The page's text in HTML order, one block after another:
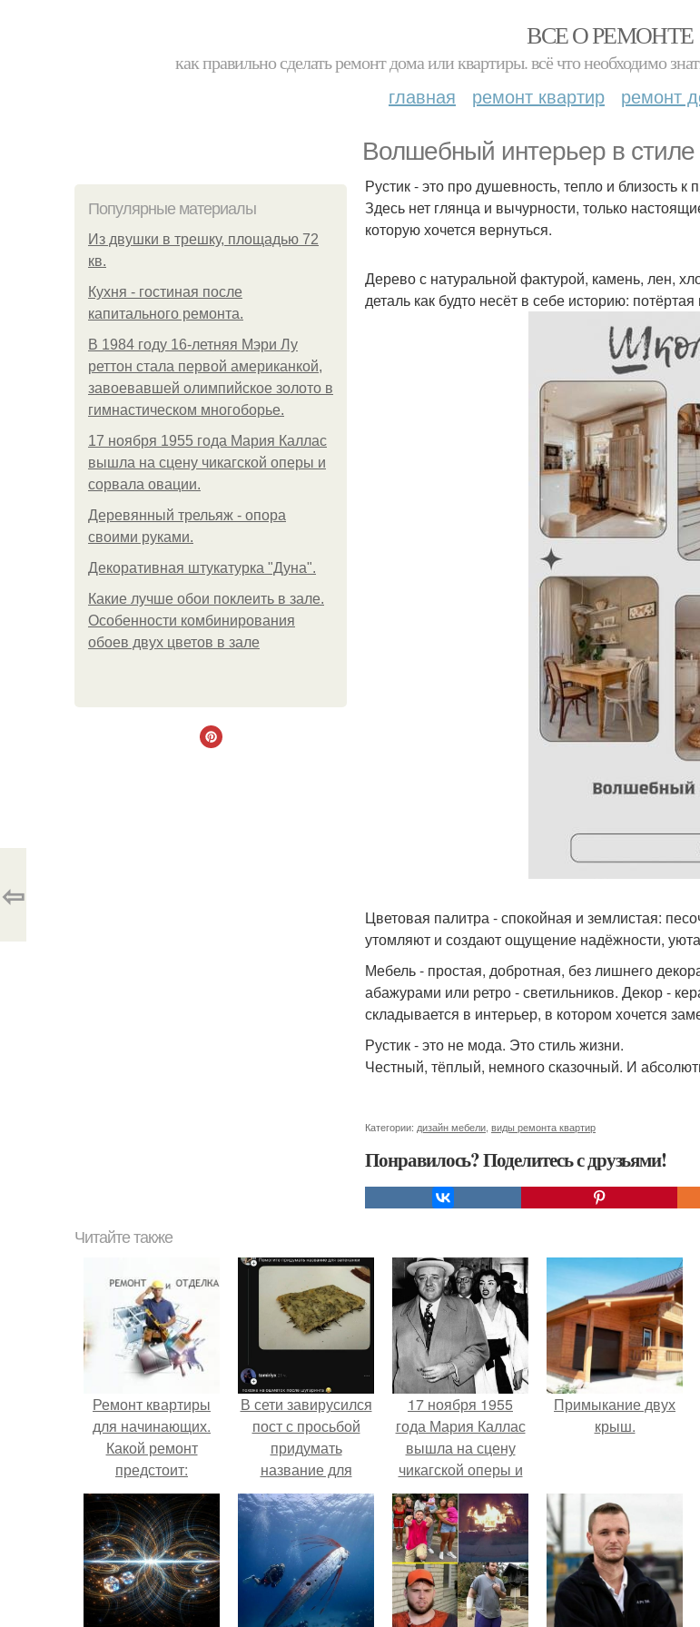
ВСЕ О РЕМОНТЕ
как правильно сделать ремонт дома или квартиры. всё что необходимо
главная ремонт квартир ремонт
Волшебный интерьер в стиле
Популярные материалы
Из двушки в трешку, площадью 72
кв.
Кухня - гостиная после
капитального ремонта.
В 1984 году 16-летняя Мэри Лу
реттон стала первой американкой,
завоевавшей олимпийское золото в
гимнастическом многоборье.
17 ноября 1955 года Мария Каллас
вышла на сцену чикагской оперы и
сорвала овации.
Деревянный трельяж - опора
своими руками.
Декоративная штукатурка "Дуна".
Какие лучше обои поклеить в зале.
Особенности комбинирования
обоев двух цветов в зале
Рустик - это про душевность, тепло и близость к
Здесь нет глянца и вычурности, только
которую хочется вернуться.
Дерево с натуральной фактурой, камень, лен,
деталь как будто несёт в себе историю:
Цветовая палитра - спокойная и землистая:
утомляют и создают ощущение надёжности,
Мебель - простая, добротная, без лишнего
абажурами или ретро - светильников. Декор -
складывается в интерьер, в котором хочется
Рустик - это не мода. Это стиль жизни.
Честный, тёплый, немного сказочный. И
Категории: дизайн мебели виды ремонта квартир
Понравилось? Поделитесь с друзьями!
⇦
Читайте также
Ремонт квартиры
для начинающих.
Какой ремонт
предстоит:
косметический или
капитальный
В сети завирусился
пост с просьбой
придумать
название для
домашней
запеканки.
17 ноября 1955
года Мария Каллас
вышла на сцену
чикагской оперы и
сорвала овации.
Примыкание двух
крыш.